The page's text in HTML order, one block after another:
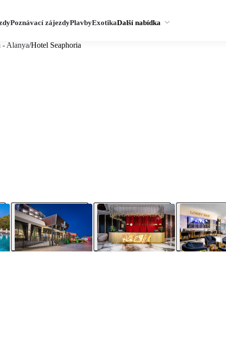
Poznávací zájezdyPlavbyExotikaDalší nabídka
- Alanya/Hotel Seaphoria